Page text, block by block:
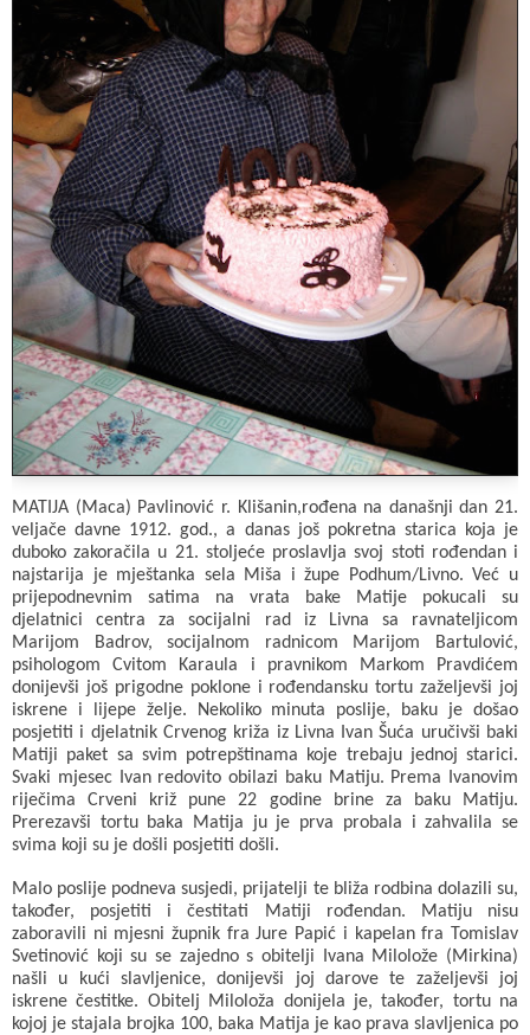
MATIJA (Maca) Pavlinović r. Klišanin,rođena na današnji dan 21.
veljače davne 1912. god., a danas još pokretna starica koja je
duboko zakoračila u 21. stoljeće proslavlja svoj stoti rođendan i
najstarija je mještanka sela Miša i župe Podhum/Livno. Već u
prijepodnevnim satima na vrata bake Matije pokucali su
djelatnici centra za socijalni rad iz Livna sa ravnateljicom
Marijom Badrov, socijalnom radnicom Marijom Bartulović,
psihologom Cvitom Karaula i pravnikom Markom Pravdićem
donijevši još prigodne poklone i rođendansku tortu zaželjevši joj
iskrene i lijepe želje. Nekoliko minuta poslije, baku je došao
posjetiti i djelatnik Crvenog križa iz Livna Ivan Šuća uručivši baki
Matiji paket sa svim potrepštinama koje trebaju jednoj starici.
Svaki mjesec Ivan redovito obilazi baku Matiju. Prema Ivanovim
riječima Crveni križ pune 22 godine brine za baku Matiju.
Prerezavši tortu baka Matija ju je prva probala i zahvalila se
svima koji su je došli posjetiti došli.
Malo poslije podneva susjedi, prijatelji te bliža rodbina dolazili su,
također, posjetiti i čestitati Matiji rođendan. Matiju nisu
zaboravili ni mjesni župnik fra Jure Papić i kapelan fra Tomislav
Svetinović koji su se zajedno s obitelji Ivana Milolože (Mirkina)
našli u kući slavljenice, donijevši joj darove te zaželjevši joj
iskrene čestitke. Obitelj Miloloža donijela je, također, tortu na
kojoj je stajala brojka 100, baka Matija je kao prava slavljenica po